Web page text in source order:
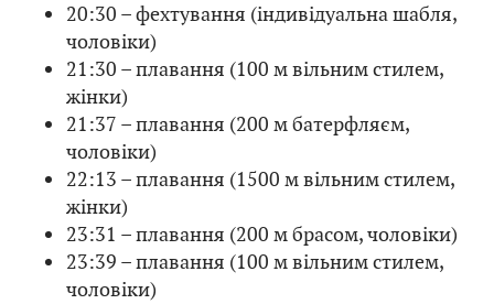
20:30 – фехтування (індивідуальна шабля,
чоловіки)
21:30 – плавання (100 м вільним стилем,
жінки)
21:37 – плавання (200 м батерфляєм,
чоловіки)
22:13 – плавання (1500 м вільним стилем,
жінки)
23:31 – плавання (200 м брасом, чоловіки)
23:39 – плавання (100 м вільним стилем,
чоловіки)